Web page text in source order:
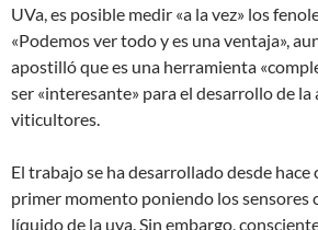
UVa, es posible medir «a la vez» los
«Podemos ver todo y es una ventaja»,
apostilló que es una herramienta
ser «interesante» para el desarrollo de
viticultores.
El trabajo se ha desarrollado desde hace
primer momento poniendo los sensores
líquido de la uva. Sin embargo,